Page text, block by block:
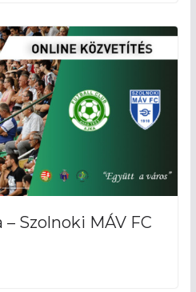
– Szolnoki MÁV FC